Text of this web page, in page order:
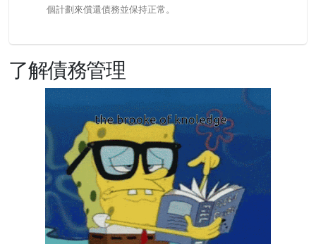
個計劃來償還債務並保持正常。
了解債務管理